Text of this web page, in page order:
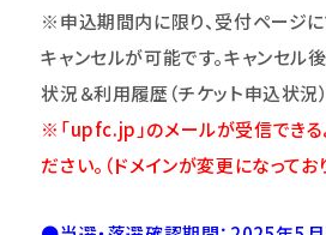
※申込期間内に限り、受付ページ
キャンセルが可能です。キャンセル
状況＆利用履歴（チケット申込状況
※「upfc.jp」のメールが受信できる
ださい。（ドメインが変更になっており